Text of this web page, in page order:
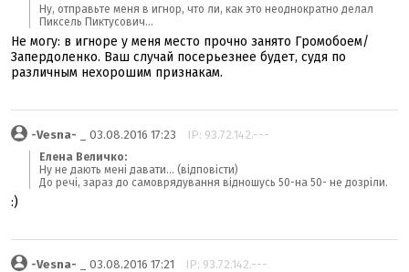
Ну, отправьте меня в игнор, что ли, как это неоднократно делал
Пиксель Пиктусович...
Не могу: в игноре у меня место прочно занято Громобоем/
Запердоленко. Ваш случай посерьезнее будет, судя по
различным нехорошим признакам.
-Vesna- _ 03.08.2016 17:23 IP: 93.72.142.---
Елена Величко:
Ну не дають мені давати... (відповісти)
До речі, зараз до самоврядування відношусь 50-на 50- не дозріли.
:)
-Vesna- _ 03.08.2016 17:21 IP: 93.72.142.---